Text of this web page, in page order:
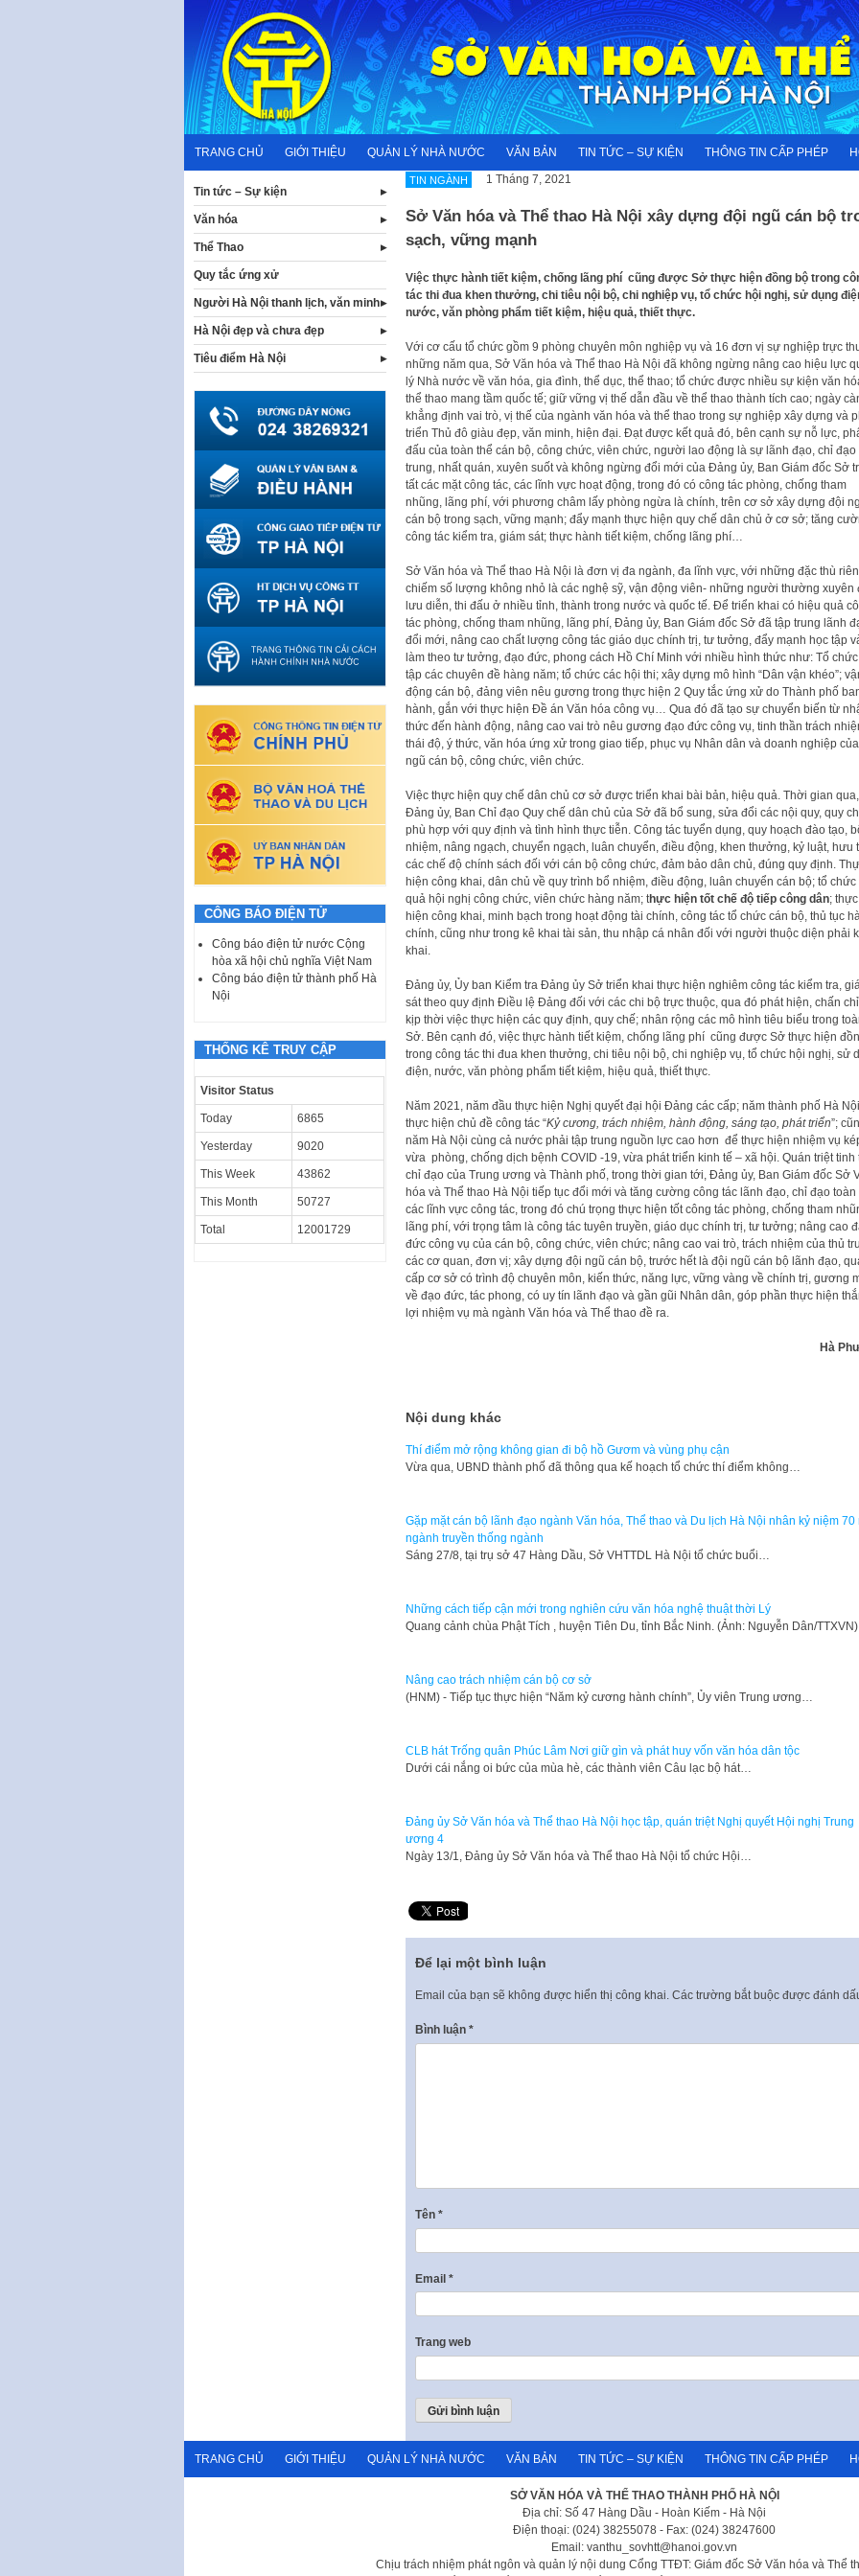
content
TRANG CHỦ GIỚI THIỆU QUẢN LÝ NHÀ NƯỚC VĂN BẢN TIN TỨC – SỰ KIỆN THÔNG TIN CẤP PHÉP
TIN NGÀNH 1 Tháng 7, 2021
Sở Văn hóa và Thể thao Hà Nội xây dựng đội ngũ cán bộ
sạch, vững mạnh
Việc thực hành tiết kiệm, chống lãng phí cũng được Sở thực hiện đồng bộ trong
tác thi đua khen thưởng, chi tiêu nội bộ, chi nghiệp vụ, tổ chức hội nghị, sử dụng
nước, văn phòng phẩm tiết kiệm, hiệu quả, thiết thực.
Với cơ cấu tổ chức gồm 9 phòng chuyên môn nghiệp vụ và 16 đơn vị sự nghiệp trực
những năm qua, Sở Văn hóa và Thể thao Hà Nội đã không ngừng nâng cao hiệu lực
lý Nhà nước về văn hóa, gia đình, thể dục, thể thao; tổ chức được nhiều sự kiện văn
thể thao mang tầm quốc tế; giữ vững vị thế dẫn đầu về thể thao thành tích cao; ngày
khẳng định vai trò, vị thế của ngành văn hóa và thể thao trong sự nghiệp xây dựng và
triển Thủ đô giàu đẹp, văn minh, hiện đại. Đạt được kết quả đó, bên cạnh sự nỗ lực,
đấu của toàn thể cán bộ, công chức, viên chức, người lao động là sự lãnh đạo, chỉ đạo
trung, nhất quán, xuyên suốt và không ngừng đổi mới của Đảng ủy, Ban Giám đốc Sở
tất các mặt công tác, các lĩnh vực hoạt động, trong đó có công tác phòng, chống tham
nhũng, lãng phí, với phương châm lấy phòng ngừa là chính, trên cơ sở xây dựng đội
cán bộ trong sạch, vững mạnh; đẩy mạnh thực hiện quy chế dân chủ ở cơ sở; tăng
công tác kiểm tra, giám sát; thực hành tiết kiệm, chống lãng phí…
Sở Văn hóa và Thể thao Hà Nội là đơn vị đa ngành, đa lĩnh vực, với những đặc thù
chiếm số lượng không nhỏ là các nghệ sỹ, vận động viên- những người thường xuyên
lưu diễn, thi đấu ở nhiều tỉnh, thành trong nước và quốc tế. Để triển khai có hiệu quả
tác phòng, chống tham nhũng, lãng phí, Đảng ủy, Ban Giám đốc Sở đã tập trung lãnh
đổi mới, nâng cao chất lượng công tác giáo dục chính trị, tư tưởng, đẩy mạnh học tập
làm theo tư tưởng, đạo đức, phong cách Hồ Chí Minh với nhiều hình thức như: Tổ
tập các chuyên đề hàng năm; tổ chức các hội thi; xây dựng mô hình “Dân vận khéo”;
động cán bộ, đảng viên nêu gương trong thực hiện 2 Quy tắc ứng xử do Thành phố
hành, gắn với thực hiện Đề án Văn hóa công vụ… Qua đó đã tạo sự chuyển biến từ
thức đến hành động, nâng cao vai trò nêu gương đạo đức công vụ, tinh thần trách
thái độ, ý thức, văn hóa ứng xử trong giao tiếp, phục vụ Nhân dân và doanh nghiệp
ngũ cán bộ, công chức, viên chức.
Việc thực hiện quy chế dân chủ cơ sở được triển khai bài bản, hiệu quả. Thời gian qua,
Đảng ủy, Ban Chỉ đạo Quy chế dân chủ của Sở đã bổ sung, sửa đổi các nội quy, quy
phù hợp với quy định và tình hình thực tiễn. Công tác tuyển dụng, quy hoạch đào tạo,
nhiệm, nâng ngạch, chuyển ngạch, luân chuyển, điều động, khen thưởng, kỷ luật, hưu
các chế độ chính sách đối với cán bộ công chức, đảm bảo dân chủ, đúng quy định.
hiện công khai, dân chủ về quy trình bổ nhiệm, điều động, luân chuyển cán bộ; tổ chức
quả hội nghị công chức, viên chức hàng năm; thực hiện tốt chế độ tiếp công dân; thực
hiện công khai, minh bạch trong hoạt động tài chính, công tác tổ chức cán bộ, thủ tục
chính, cũng như trong kê khai tài sản, thu nhập cá nhân đối với người thuộc diện phải
khai.
Đảng ủy, Ủy ban Kiểm tra Đảng ủy Sở triển khai thực hiện nghiêm công tác kiểm tra,
sát theo quy định Điều lệ Đảng đối với các chi bộ trực thuộc, qua đó phát hiện, chấn
kịp thời việc thực hiện các quy định, quy chế; nhân rộng các mô hình tiêu biểu trong
Sở. Bên cạnh đó, việc thực hành tiết kiệm, chống lãng phí cũng được Sở thực hiện
trong công tác thi đua khen thưởng, chi tiêu nội bộ, chi nghiệp vụ, tổ chức hội nghị, sử
điện, nước, văn phòng phẩm tiết kiệm, hiệu quả, thiết thực.
Năm 2021, năm đầu thực hiện Nghị quyết đại hội Đảng các cấp; năm thành phố Hà Nội
thực hiện chủ đề công tác “Kỷ cương, trách nhiệm, hành động, sáng tạo, phát triển”;
năm Hà Nội cùng cả nước phải tập trung nguồn lực cao hơn để thực hiện nhiệm vụ
vừa phòng, chống dịch bệnh COVID -19, vừa phát triển kinh tế – xã hội. Quán triệt tinh
chỉ đạo của Trung ương và Thành phố, trong thời gian tới, Đảng ủy, Ban Giám đốc Sở
hóa và Thể thao Hà Nội tiếp tục đổi mới và tăng cường công tác lãnh đạo, chỉ đạo toàn
các lĩnh vực công tác, trong đó chú trọng thực hiện tốt công tác phòng, chống tham
lãng phí, với trọng tâm là công tác tuyên truyền, giáo dục chính trị, tư tưởng; nâng cao
đức công vụ của cán bộ, công chức, viên chức; nâng cao vai trò, trách nhiệm của thủ
các cơ quan, đơn vị; xây dựng đội ngũ cán bộ, trước hết là đội ngũ cán bộ lãnh đạo,
cấp cơ sở có trình độ chuyên môn, kiến thức, năng lực, vững vàng về chính trị, gương
về đạo đức, tác phong, có uy tín lãnh đạo và gần gũi Nhân dân, góp phần thực hiện
lợi nhiệm vụ mà ngành Văn hóa và Thể thao đề ra.
Hà
Nội dung khác
Thí điểm mở rộng không gian đi bộ hồ Gươm và vùng phụ cận
Vừa qua, UBND thành phố đã thông qua kế hoạch tổ chức thí điểm không…
Gặp mặt cán bộ lãnh đạo ngành Văn hóa, Thể thao và Du lịch Hà Nội nhân kỷ niệm 70
ngành truyền thống ngành
Sáng 27/8, tại trụ sở 47 Hàng Dầu, Sở VHTTDL Hà Nội tổ chức buổi…
Những cách tiếp cận mới trong nghiên cứu văn hóa nghệ thuật thời Lý
Quang cảnh chùa Phật Tích , huyện Tiên Du, tỉnh Bắc Ninh. (Ảnh: Nguyễn Dân/
Nâng cao trách nhiệm cán bộ cơ sở
(HNM) - Tiếp tục thực hiện “Năm kỷ cương hành chính”, Ủy viên Trung ương…
CLB hát Trống quân Phúc Lâm Nơi giữ gìn và phát huy vốn văn hóa dân tộc
Dưới cái nắng oi bức của mùa hè, các thành viên Câu lạc bộ hát…
Đảng ủy Sở Văn hóa và Thể thao Hà Nội học tập, quán triệt Nghị quyết Hội nghị Trung
ương 4
Ngày 13/1, Đảng ủy Sở Văn hóa và Thể thao Hà Nội tổ chức Hội…
Để lại một bình luận
Email của bạn sẽ không được hiển thị công khai. Các trường bắt buộc được đánh
Bình luận *
Tên *
Email *
Trang web
Tin tức – Sự kiện
Văn hóa
Thể Thao
Quy tắc ứng xử
Người Hà Nội thanh lịch, văn minh
Hà Nội đẹp và chưa đẹp
Tiêu điểm Hà Nội
CÔNG BÁO ĐIỆN TỬ
Công báo điện tử nước Cộng
hòa xã hội chủ nghĩa Việt Nam
Công báo điện tử thành phố Hà
Nội
THỐNG KÊ TRUY CẬP
Visitor Status
Today 6865
Yesterday 9020
This Week 43862
This Month 50727
Total 12001729
TRANG CHỦ GIỚI THIỆU QUẢN LÝ NHÀ NƯỚC VĂN BẢN TIN TỨC – SỰ KIỆN THÔNG TIN CẤP PHÉP
SỞ VĂN HÓA VÀ THỂ THAO THÀNH PHỐ HÀ NỘI
Địa chỉ: Số 47 Hàng Dầu - Hoàn Kiếm - Hà Nội
Điện thoại: (024) 38255078 - Fax: (024) 38247600
Email: vanthu_sovhtt@hanoi.gov.vn
Chịu trách nhiệm phát ngôn và quản lý nội dung Cổng TTĐT: Giám đốc Sở Văn hóa và Thể